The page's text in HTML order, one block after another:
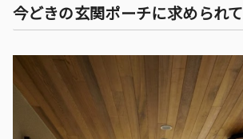
今どきの玄関ポーチに求められ